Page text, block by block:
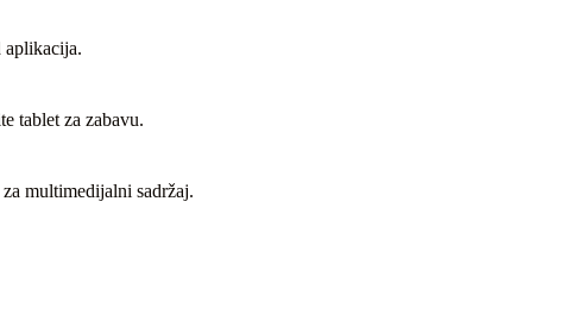
aplikacija.
tablet za zabavu.
multimedijalni sadržaj.